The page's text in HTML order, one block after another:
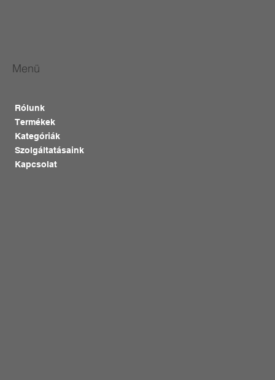
Menü
Rólunk
Termékek
Kategóriák
Szolgáltatásaink
Kapcsolat